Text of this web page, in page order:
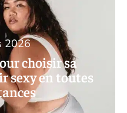
choisir sa
sexy en toutes
2026